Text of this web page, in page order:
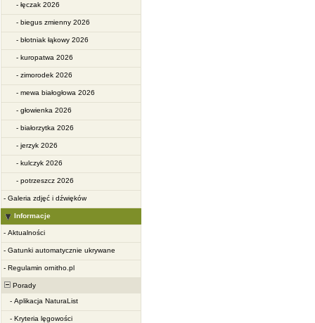
- łęczak 2026
- biegus zmienny 2026
- błotniak łąkowy 2026
- kuropatwa 2026
- zimorodek 2026
- mewa białogłowa 2026
- głowienka 2026
- białorzytka 2026
- jerzyk 2026
- kulczyk 2026
- potrzeszcz 2026
- Galeria zdjęć i dźwięków
Informacje
- Aktualności
- Gatunki automatycznie ukrywane
- Regulamin ornitho.pl
Porady
- Aplikacja NaturaList
- Kryteria lęgowości